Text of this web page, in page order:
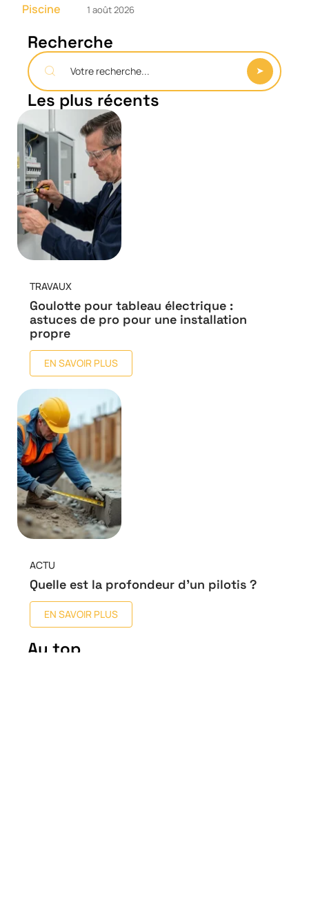
Piscine 1 août 2026
Recherche
Les plus récents
TRAVAUX
Goulotte pour tableau électrique :
astuces de pro pour une installation
propre
EN SAVOIR PLUS
ACTU
Quelle est la profondeur d’un pilotis ?
EN SAVOIR PLUS
Au top